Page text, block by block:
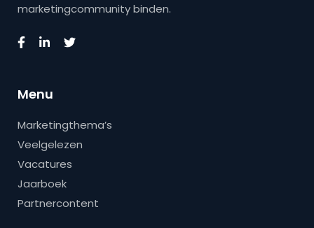
marketingcommunity binden.
Menu
Marketingthema’s
Veelgelezen
Vacatures
Jaarboek
Partnercontent